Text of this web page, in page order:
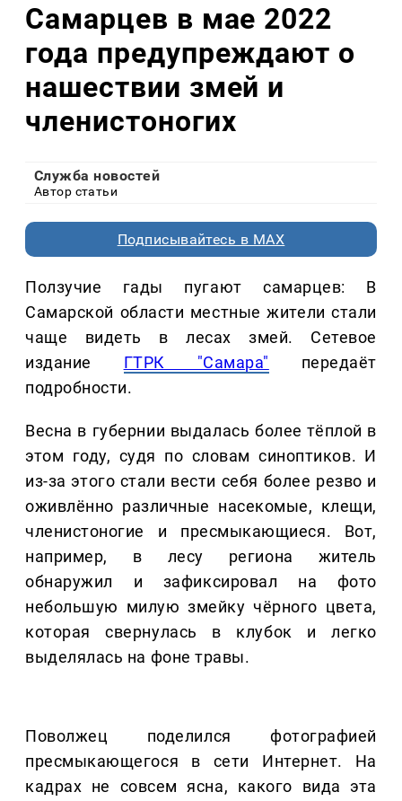
Самарцев в мае 2022
года предупреждают о
нашествии змей и
членистоногих
Служба новостей
Автор статьи
Подписывайтесь в MAX
Ползучие гады пугают самарцев: В
Самарской области местные жители стали
чаще видеть в лесах змей. Сетевое
издание ГТРК "Самара" передаёт
подробности.
Весна в губернии выдалась более тёплой в
этом году, судя по словам синоптиков. И
из-за этого стали вести себя более резво и
оживлённо различные насекомые, клещи,
членистоногие и пресмыкающиеся. Вот,
например, в лесу региона житель
обнаружил и зафиксировал на фото
небольшую милую змейку чёрного цвета,
которая свернулась в клубок и легко
выделялась на фоне травы.
Поволжец поделился фотографией
пресмыкающегося в сети Интернет. На
кадрах не совсем ясна, какого вида эта